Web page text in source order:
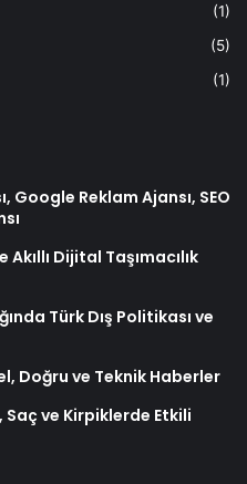
(1)
(5)
(1)
Google Reklam Ajansı, SEO
Dijital Taşımacılık
Türk Dış Politikası ve
Doğru ve Teknik Haberler
ve Kirpiklerde Etkili